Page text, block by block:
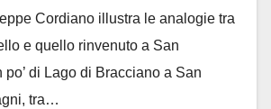
Cordiano illustra le analogie tra
e quello rinvenuto a San
po’ di Lago di Bracciano a San
tra…